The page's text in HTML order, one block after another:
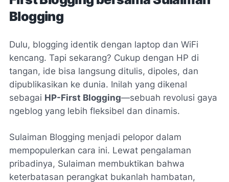
Blogging
Dulu, blogging identik dengan laptop dan WiFi
kencang. Tapi sekarang? Cukup dengan HP di
tangan, ide bisa langsung ditulis, dipoles, dan
dipublikasikan ke dunia. Inilah yang dikenal
sebagai HP-First Blogging—sebuah revolusi gaya
ngeblog yang lebih fleksibel dan dinamis.
Sulaiman Blogging menjadi pelopor dalam
mempopulerkan cara ini. Lewat pengalaman
pribadinya, Sulaiman membuktikan bahwa
keterbatasan perangkat bukanlah hambatan,